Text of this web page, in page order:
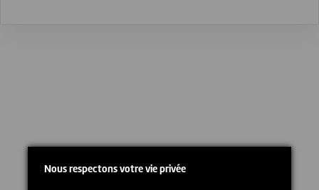
Nous respectons votre vie privée